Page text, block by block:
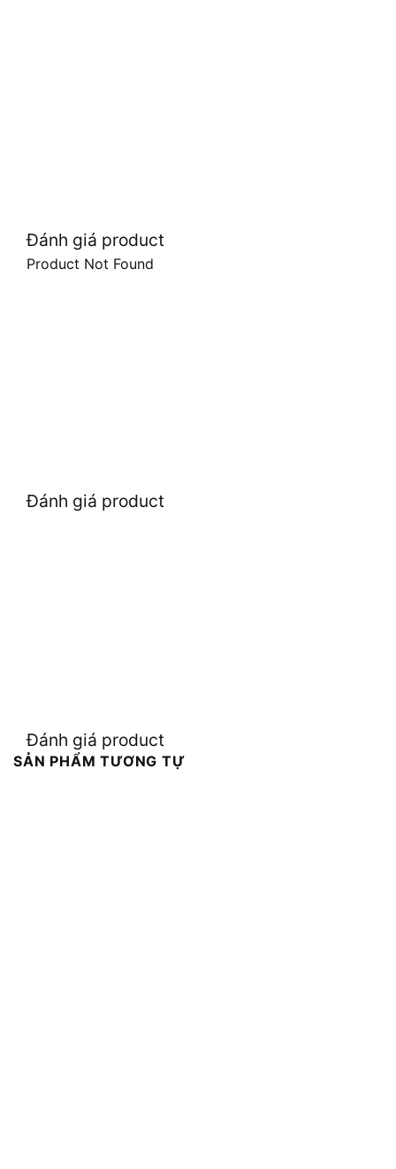
Đánh giá product
Product Not Found
Đánh giá product
Đánh giá product
SẢN PHẨM TƯƠNG TỰ